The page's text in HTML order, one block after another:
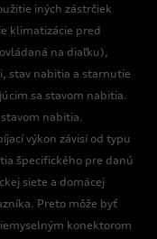
iných zástrčiek
klimatizácie pred
na diaľku),
stav nabitia a starnutie
sa stavom nabitia.
nabitia.
výkon závisí od typu
špecifického pre danú
siete a domácej
Preto môže byť
konektorom